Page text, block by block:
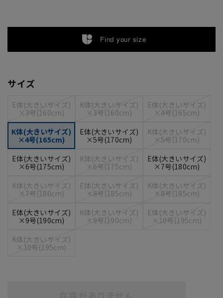
Find your size
サイズ
E体(大きいサイズ)
×3号(160cm)
K体(大きいサイズ)
×3号(160cm)
E体(大きいサイズ)
×4号(165cm)
K体(大きいサイズ)
×4号(165cm)
E体(大きいサイズ)
×5号(170cm)
K体(大きいサイズ)
×5号(170cm)
E体(大きいサイズ)
×6号(175cm)
K体(大きいサイズ)
×6号(175cm)
E体(大きいサイズ)
×7号(180cm)
K体(大きいサイズ)
×7号(180cm)
E体(大きいサイズ)
×8号(185cm)
K体(大きいサイズ)
×8号(185cm)
E体(大きいサイズ)
×9号(190cm)
K体(大きいサイズ)
×9号(190cm)
E体(大きいサイズ)
×10号(195cm)
K体(大きいサイズ)
×10号(195cm)